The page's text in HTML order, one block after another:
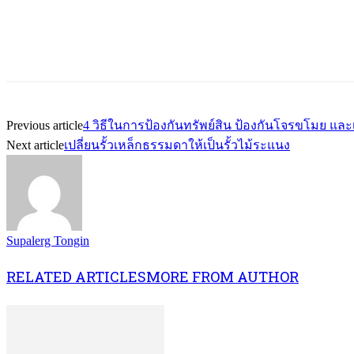
Previous article4 วิธีในการป้องกันทรัพย์สิน ป้องกันโจรขโมย แล
Next articleเปลี่ยนรั้วเหล็กธรรมดาให้เป็นรั้วไม้ระแนง
Supalerg Tongin
RELATED ARTICLESMORE FROM AUTHOR